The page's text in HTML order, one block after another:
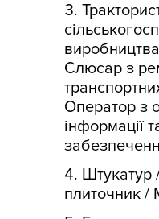
Слюсар з
Оператор з
інформації
Штукатур
плиточник /